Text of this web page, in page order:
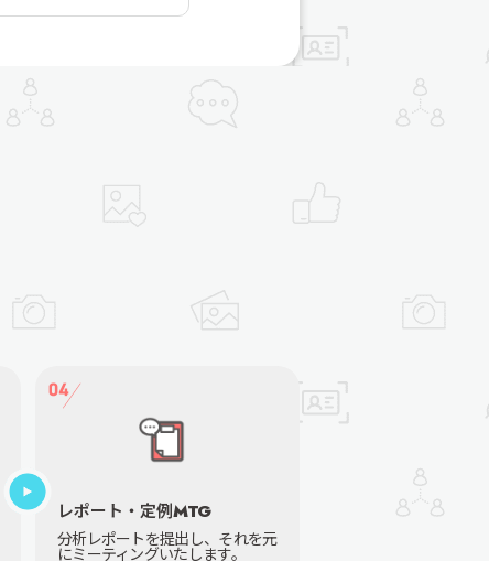
レポート・定例MTG
分析レポートを提出し、それを元
にミーティングいたします。